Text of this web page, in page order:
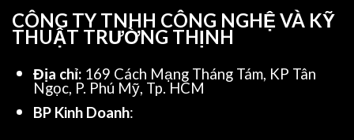
CÔNG TY TNHH CÔNG NGHỆ VÀ KỸ
THUẬT TRƯỜNG THỊNH
Địa chỉ: 169 Cách Mạng Tháng Tám, KP Tân
Ngọc, P. Phú Mỹ, Tp. HCM
BP Kinh Doanh: